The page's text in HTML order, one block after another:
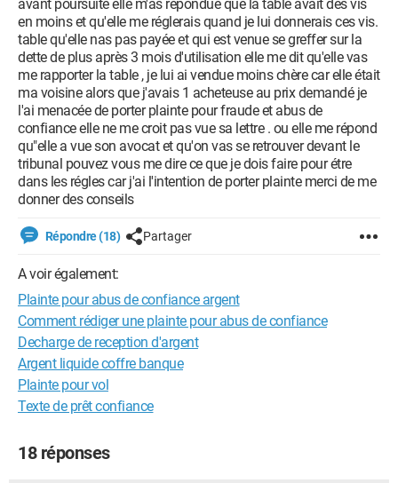
avant poursuite elle m'as répondue que la table avait des vis
en moins et qu'elle me réglerais quand je lui donnerais ces vis.
table qu'elle nas pas payée et qui est venue se greffer sur la
dette de plus après 3 mois d'utilisation elle me dit qu'elle vas
me rapporter la table , je lui ai vendue moins chère car elle était
ma voisine alors que j'avais 1 acheteuse au prix demandé je
l'ai menacée de porter plainte pour fraude et abus de
confiance elle ne me croit pas vue sa lettre . ou elle me répond
qu"elle a vue son avocat et qu'on vas se retrouver devant le
tribunal pouvez vous me dire ce que je dois faire pour étre
dans les régles car j'ai l'intention de porter plainte merci de me
donner des conseils
Répondre (18) Partager
A voir également:
Plainte pour abus de confiance argent
Comment rédiger une plainte pour abus de confiance
Decharge de reception d'argent
Argent liquide coffre banque
Plainte pour vol
Texte de prêt confiance
18 réponses